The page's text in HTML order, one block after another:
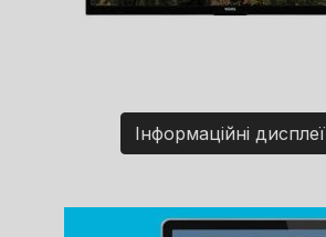
Інформаційні дисплеї